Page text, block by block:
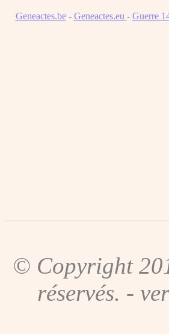
Geneactes.be- Geneactes.eu - Guerre
© Copyright
réservés. -